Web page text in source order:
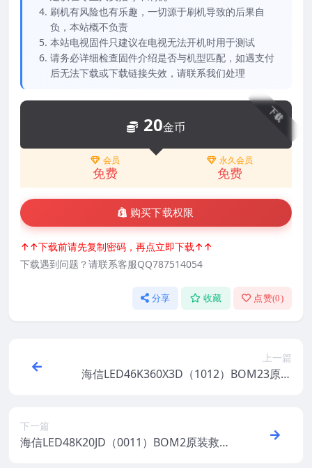
刷机有风险也有乐趣，一切源于刷机导致的后果自
负，本站概不负责
本站电视固件只建议在电视无法开机时用于测试
请务必详细检查固件介绍是否与机型匹配，如遇支付
后无法下载或下载链接失效，请联系我们处理
下载
20金币
会员
免费
永久会员
免费
购买下载权限
↑↑下载前请先复制密码，再点立即下载↑↑
下载遇到问题？请联系客服QQ787514054
分享 收藏 点赞(0)
上一篇
海信LED46K360X3D（1012）BOM23原装
下一篇
海信LED48K20JD（0011）BOM2原装救砖